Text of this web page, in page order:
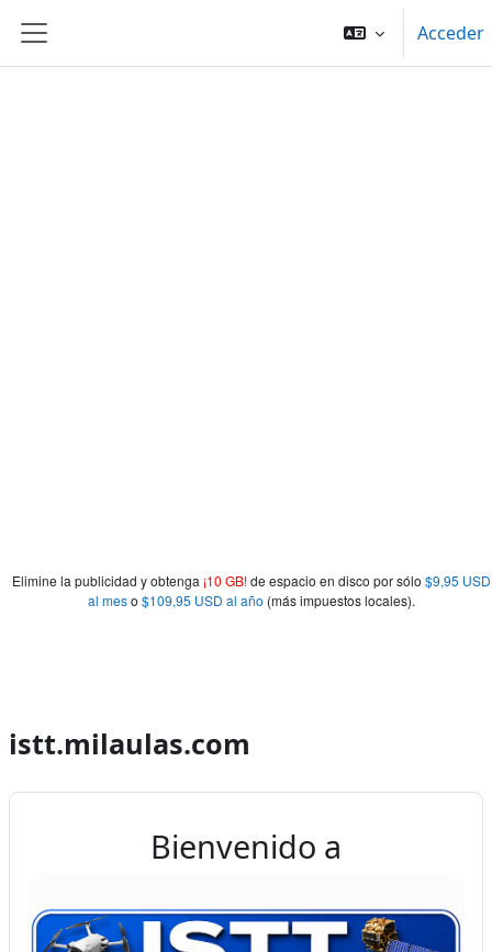
Elimine la publicidad y obtenga ¡10 GB!de espacio en disco por sólo $9,95 USD
al meso $109,95 USD al año (más impuestos locales).
Panel lateral
Acceder
istt.milaulas.com
Bienvenido a